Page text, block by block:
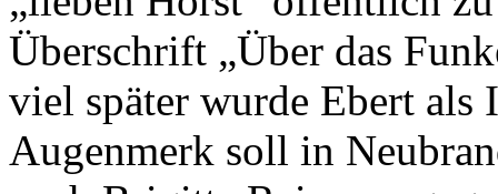
Überschrift „Über das
viel später wurde Ebert als
Augenmerk soll in